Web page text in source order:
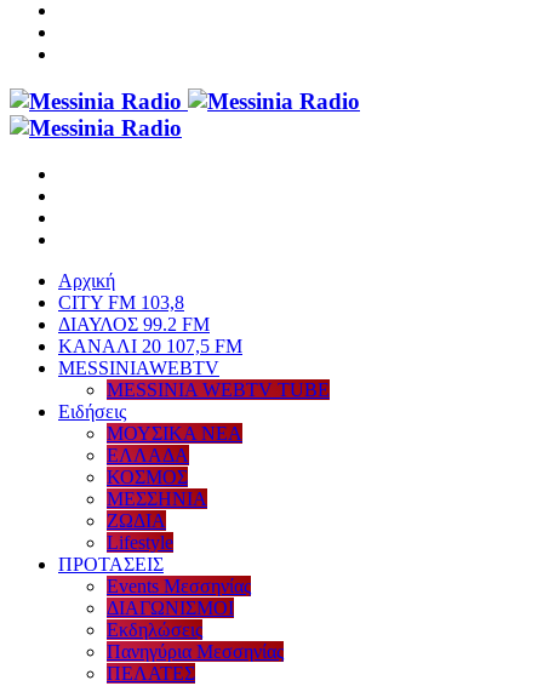
Αρχική
CITY FM 103,8
ΔΙΑΥΛΟΣ 99.2 FM
ΚΑΝΑΛΙ 20 107,5 FM
MESSINIAWEBTV
MESSINIA WEBTV TUBE
Eιδήσεις
ΜΟΥΣΙΚΑ ΝΕΑ
ΕΛΛΑΔΑ
ΚΟΣΜΟΣ
ΜΕΣΣΗΝΙΑ
ΖΩΔΙΑ
Lifestyle
ΠΡΟΤΑΣΕΙΣ
Events Μεσσηνίας
ΔΙΑΓΩΝΙΣΜΟΙ
Εκδηλώσεις
Πανηγύρια Μεσσηνίας
ΠΕΛΑΤΕΣ